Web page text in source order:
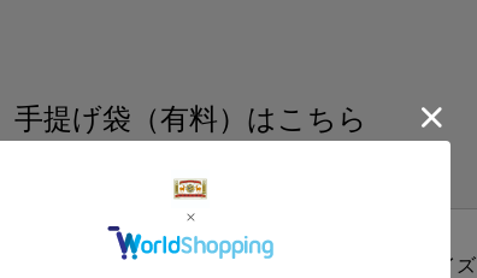
手提げ袋（有料）はこちら
S・M・Lの3つサイズをご用意しております。
任せ Sサイズ